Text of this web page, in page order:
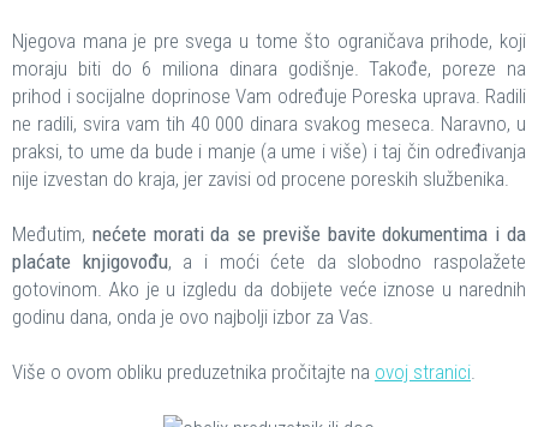
Njegova mana je pre svega u tome što ograničava prihode, koji
moraju biti do 6 miliona dinara godišnje. Takođe, poreze na
prihod i socijalne doprinose Vam određuje Poreska uprava. Radili
ne radili, svira vam tih 40 000 dinara svakog meseca. Naravno, u
praksi, to ume da bude i manje (a ume i više) i taj čin određivanja
nije izvestan do kraja, jer zavisi od procene poreskih službenika.
Međutim, nećete morati da se previše bavite dokumentima i da
plaćate knjigovođu, a i moći ćete da slobodno raspolažete
gotovinom. Ako je u izgledu da dobijete veće iznose u narednih
godinu dana, onda je ovo najbolji izbor za Vas.
Više o ovom obliku preduzetnika pročitajte na ovoj stranici.